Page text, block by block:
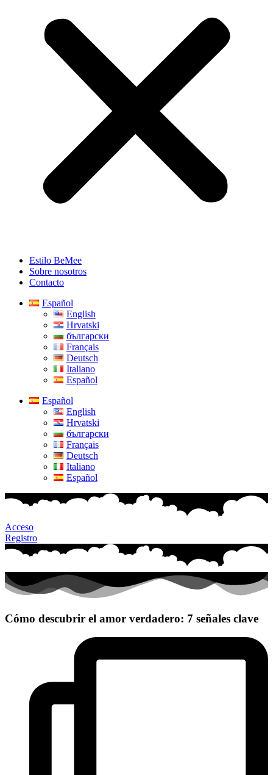
Estilo BeMee
Sobre nosotros
Contacto
Español
English
Hrvatski
български
Français
Deutsch
Italiano
Español
Español
English
Hrvatski
български
Français
Deutsch
Italiano
Español
Acceso
Registro
Cómo descubrir el amor verdadero: 7 señales clave